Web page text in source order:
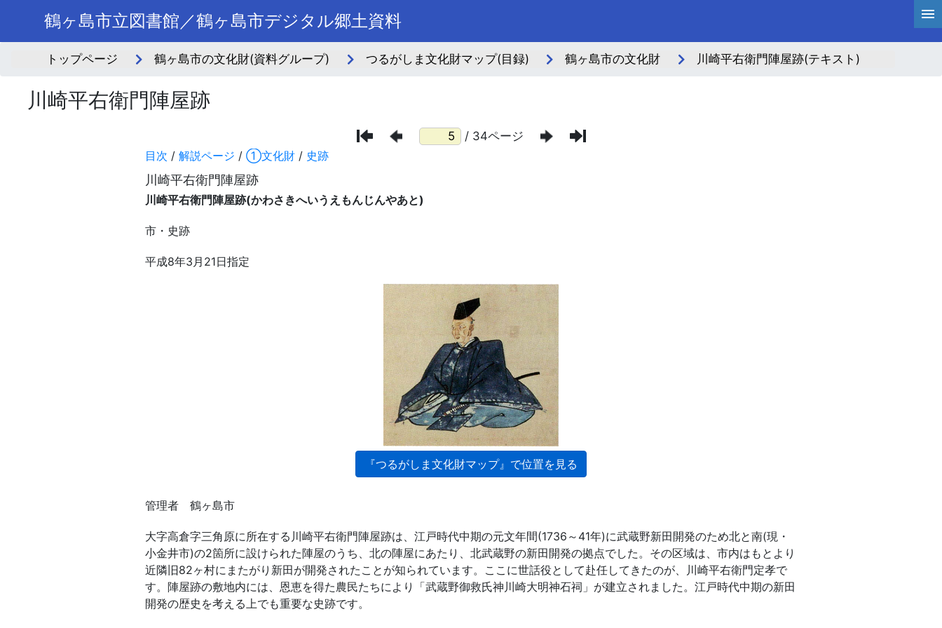
鶴ヶ島市立図書館／鶴ヶ島市デジタル郷土資料
トップページ 鶴ヶ島市の文化財(資料グループ) つるがしま文化財マップ(目録) 鶴ヶ島市の文化財 川崎平右衛門陣屋跡(テキスト)
川崎平右衛門陣屋跡
/ 34ページ